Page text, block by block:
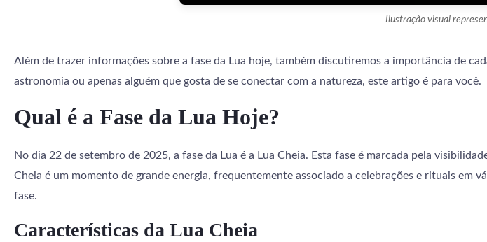
Ilustração visual
Além de trazer informações sobre a fase da Lua hoje, também discutiremos a importância de
astronomia ou apenas alguém que gosta de se conectar com a natureza, este artigo é para você.
Qual é a Fase da Lua Hoje?
No dia 22 de setembro de 2025, a fase da Lua é a Lua Cheia. Esta fase é marcada pela
Cheia é um momento de grande energia, frequentemente associado a celebrações e rituais em
fase.
Características da Lua Cheia